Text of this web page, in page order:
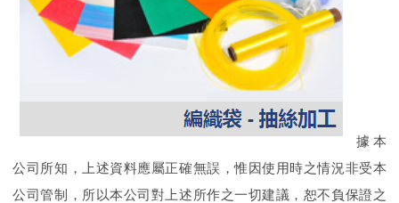
據本
公司所知，上述資料應屬正確無誤，惟因使用時之情況非受本
公司管制，所以本公司對上述所作之一切建議，恕不負保證之